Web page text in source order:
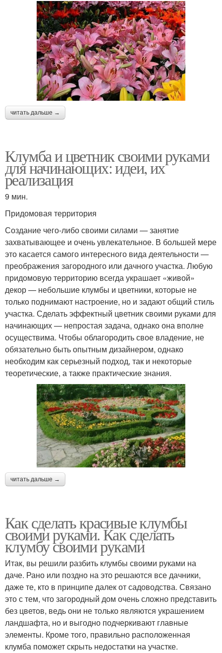
читать дальше →
Клумба и цветник своими руками
для начинающих: идеи, их
реализация
9 мин.
Придомовая территория
Создание чего-либо своими силами — занятие
захватывающее и очень увлекательное. В большей мере
это касается самого интересного вида деятельности —
преображения загородного или дачного участка. Любую
придомовую территорию всегда украшает «живой»
декор — небольшие клумбы и цветники, которые не
только поднимают настроение, но и задают общий стиль
участка. Сделать эффектный цветник своими руками для
начинающих — непростая задача, однако она вполне
осуществима. Чтобы облагородить свое владение, не
обязательно быть опытным дизайнером, однако
необходим как серьезный подход, так и некоторые
теоретические, а также практические знания.
читать дальше →
Как сделать красивые клумбы
своими руками. Как сделать
клумбу своими руками
Итак, вы решили разбить клумбы своими руками на
даче. Рано или поздно на это решаются все дачники,
даже те, кто в принципе далек от садоводства. Связано
это с тем, что загородный дом очень сложно представить
без цветов, ведь они не только являются украшением
ландшафта, но и выгодно подчеркивают главные
элементы. Кроме того, правильно расположенная
клумба поможет скрыть недостатки на участке.